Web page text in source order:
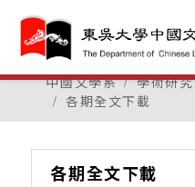
中國文學系 學術研究
各期全文下載
各期全文下載